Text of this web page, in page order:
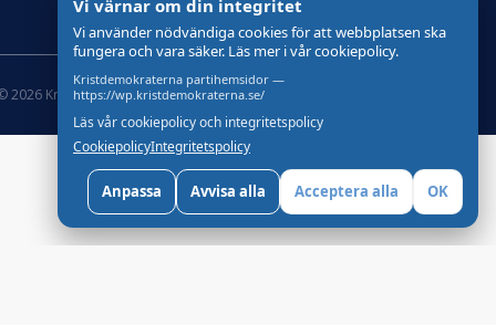
2026 Kristdemokraterna Skapad med
Vi värnar om din integritet
Vi använder nödvändiga cookies för att webbplatsen ska
fungera och vara säker. Läs mer i vår cookiepolicy.
Kristdemokraterna partihemsidor —
https://wp.kristdemokraterna.se/
Läs vår cookiepolicy och integritetspolicy
CookiepolicyIntegritetspolicy
Anpassa Avvisa alla Acceptera alla OK